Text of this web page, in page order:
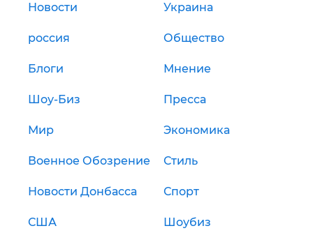
Новости Украина
россия Общество
Блоги Мнение
Шоу-Биз Пресса
Мир Экономика
Военное Обозрение Стиль
Новости Донбасса Спорт
США Шоубиз